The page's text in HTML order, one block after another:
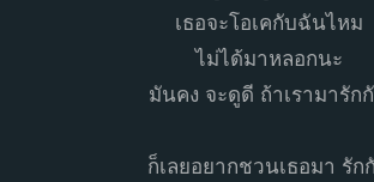
เธอจะโอเคกับฉันไหม
ไม่ได้มาหลอกนะ
มันคง จะดูดี ถ้าเรามารัก
ก็เลยอยากชวนเธอมา รัก